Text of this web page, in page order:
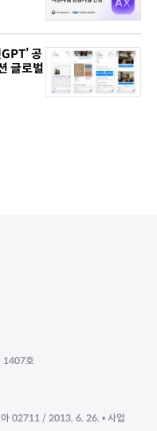
공
글로벌
1407호
02711 / 2013. 6. 26. • 사업